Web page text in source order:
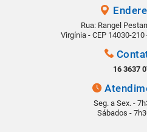
Rua: Rangel
Virgínia - CEP 14030-210
16 3637
Seg. a Sex. -
Sábados -